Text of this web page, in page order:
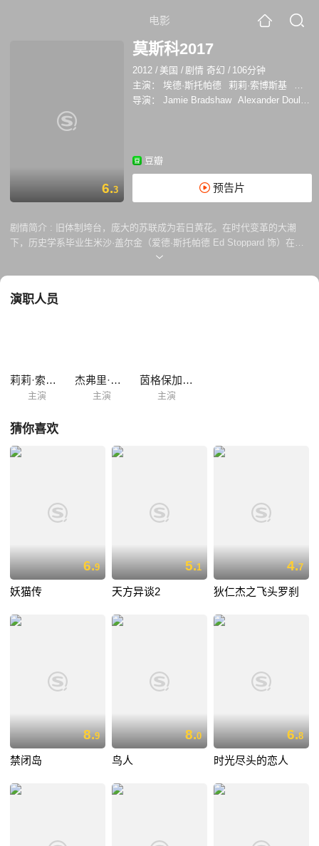
电影
6.3
莫斯科2017
2012 / 美国 /剧情 奇幻 / 106分钟
主演：
埃德·斯托帕德 莉莉·索博斯基
杰弗
导演：
Jamie Bradshaw Alexander Doulerain
豆瓣
预告片
剧情简介 :
旧体制垮台，庞大的苏联成为若日黄花。在时代变革的大潮
下，历史学系毕业生米沙·盖尔金（爱德·斯托帕德 Ed Stoppard 饰）在工
作中发现了自己的广告创意才能，他涉足这一全新领域，经美国人鲍勃·吉
司的合伙人，但他与鲍勃美丽的侄女艾比（莉莉·索伯斯基 Leelee
荒野的米沙注定无法平凡了却此生……
演职人员
莉莉·索博斯基
主演
杰弗里·塔伯
主演
茵格保加·达坤耐特
主演
猜你喜欢
6.9
妖猫传
5.1
天方异谈2
4.7
狄仁杰之飞头罗刹
8.9
禁闭岛
8.0
鸟人
6.8
时光尽头的恋人